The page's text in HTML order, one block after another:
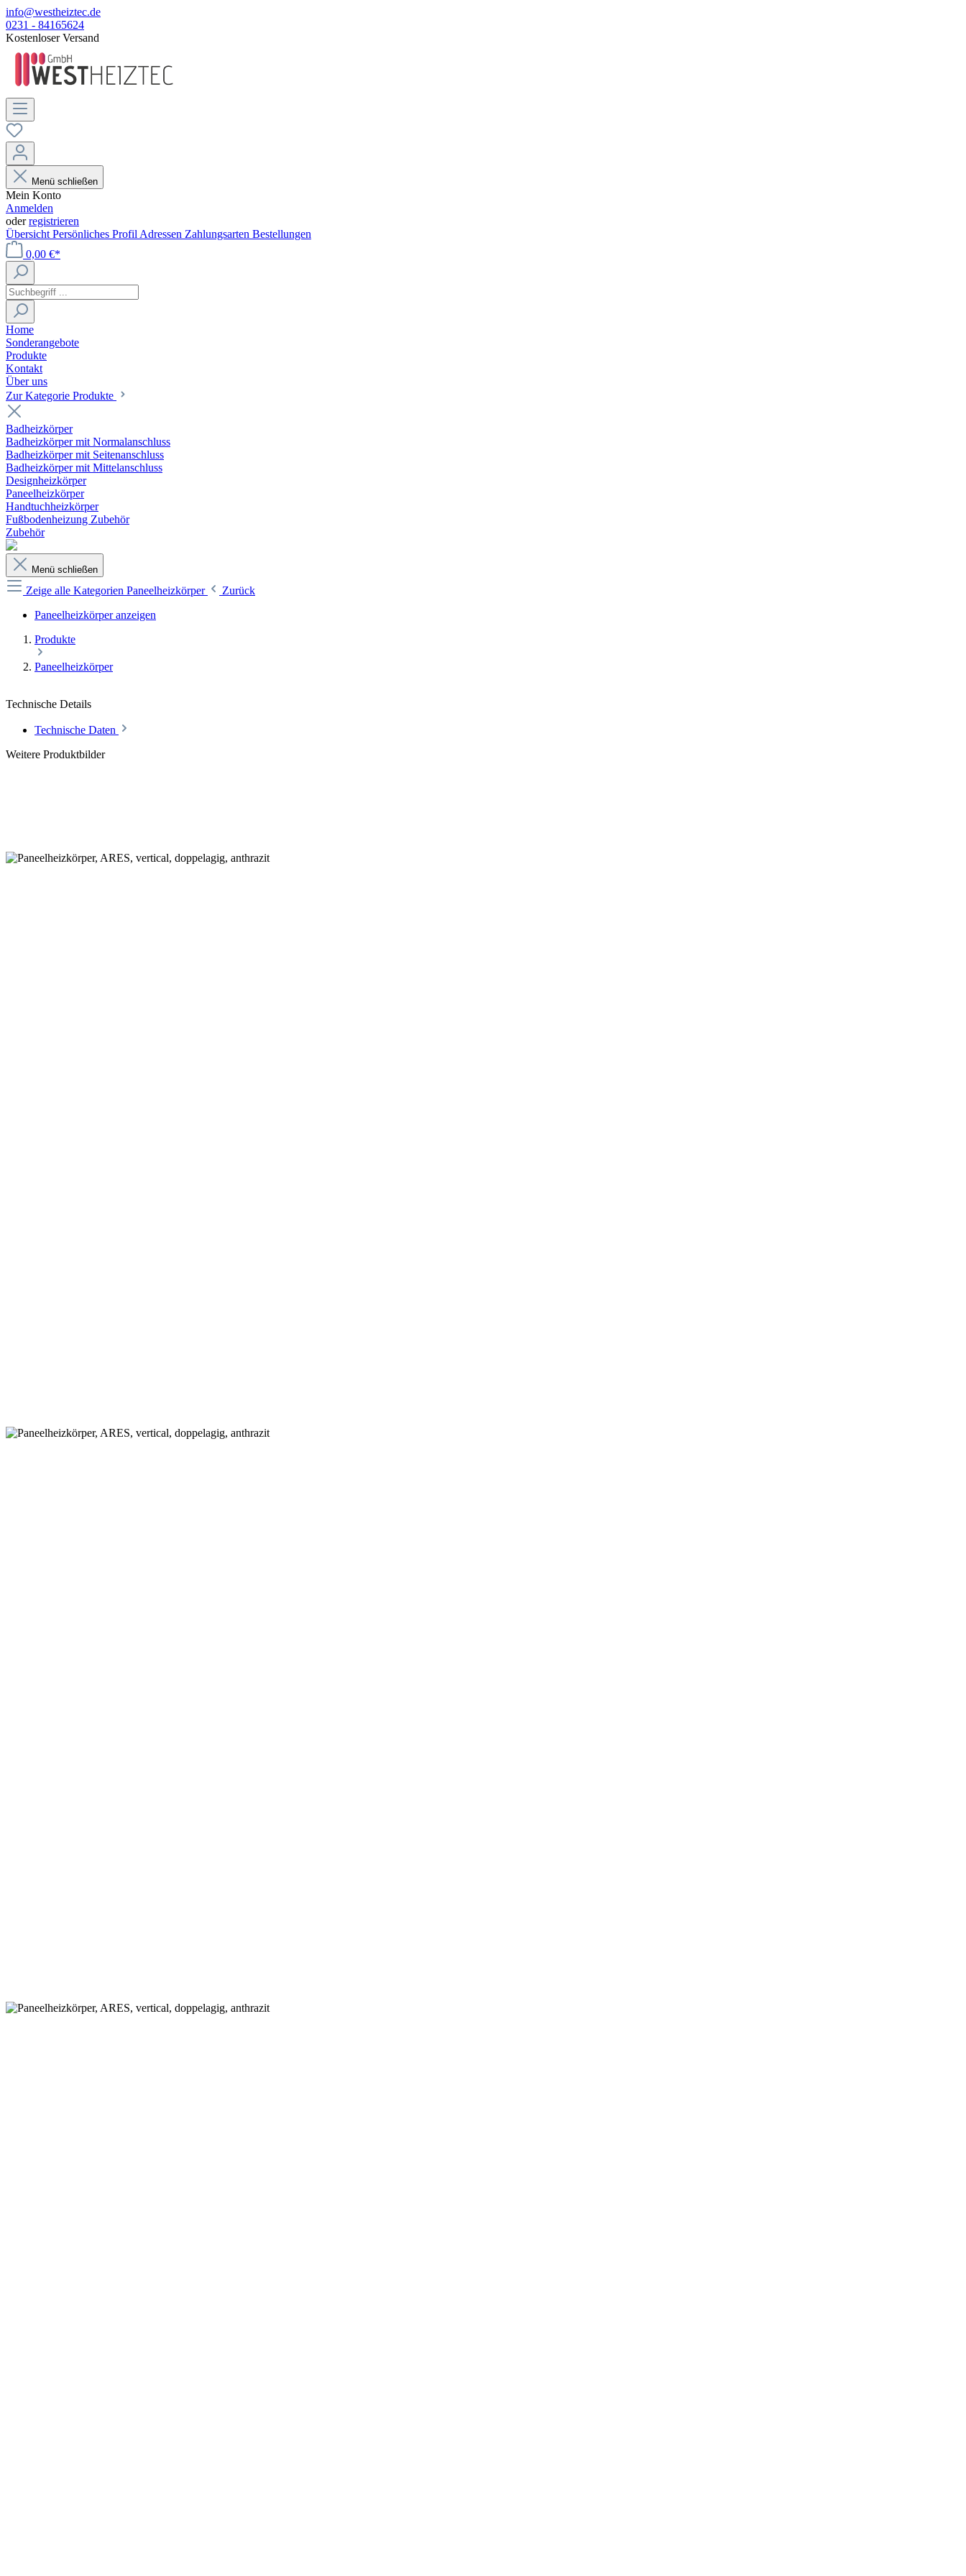
info@westheiztec.de
0231 - 84165624
Kostenloser Versand
Menü schließen
Mein Konto
Anmelden
oderregistrieren
Übersicht Persönliches Profil Adressen Zahlungsarten Bestellungen
0,00 €*
Home
Sonderangebote
Produkte
Kontakt
Über uns
Zur Kategorie Produkte
Badheizkörper
Badheizkörper mit Normalanschluss
Badheizkörper mit Seitenanschluss
Badheizkörper mit Mittelanschluss
Designheizkörper
Paneelheizkörper
Handtuchheizkörper
Fußbodenheizung Zubehör
Zubehör
Menü schließen
Zeige alle Kategorien Paneelheizkörper
Zurück
Paneelheizkörper anzeigen
Produkte
Paneelheizkörper
Technische Details
Technische Daten
Weitere Produktbilder